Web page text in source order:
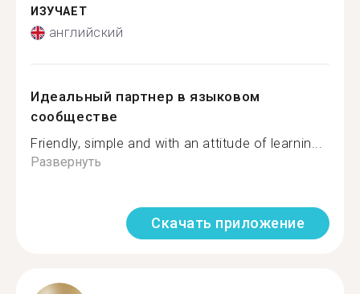
ИЗУЧАЕТ
английский
Идеальный партнер в языковом
сообществе
Friendly, simple and with an attitude of learnin...
Развернуть
Скачать приложение